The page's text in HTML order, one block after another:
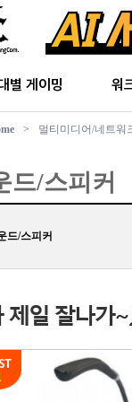
별 게이밍 워
> 멀티미디어/네트워
드/스피커
드/스피커